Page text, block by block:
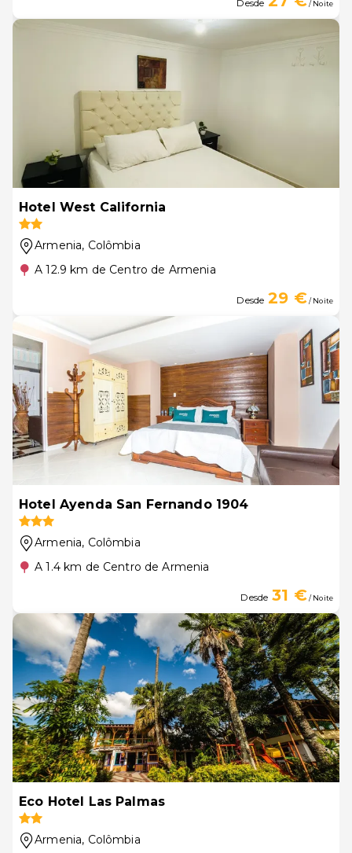
Desde / Noite
Hotel West California
Armenia, Colômbia
A 12.9 km de Centro de Armenia
Desde 29 €/ Noite
Hotel Ayenda San Fernando 1904
Armenia, Colômbia
A 1.4 km de Centro de Armenia
Desde 31 €/ Noite
Eco Hotel Las Palmas
Armenia, Colômbia